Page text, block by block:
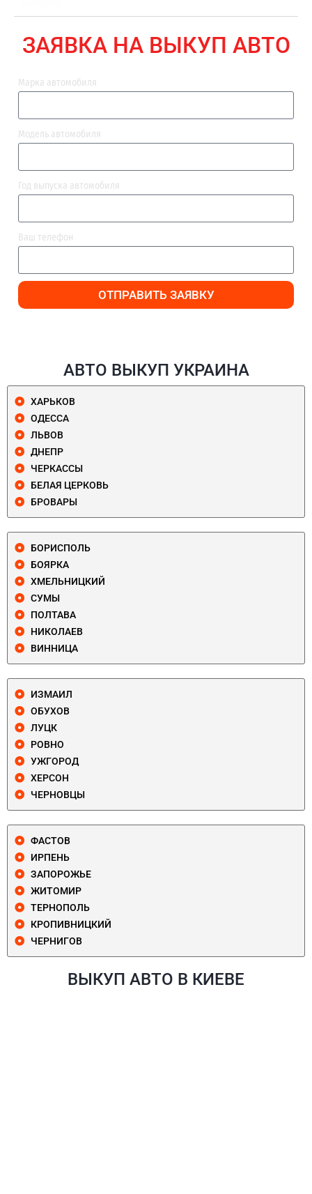
ЗАЯВКА НА ВЫКУП АВТО
Марка автомобиля
Модель автомобиля
Год выпуска автомобиля
Ваш телефон
ОТПРАВИТЬ ЗАЯВКУ
АВТО ВЫКУП УКРАИНА
ХАРЬКОВ
ОДЕССА
ЛЬВОВ
ДНЕПР
ЧЕРКАССЫ
БЕЛАЯ ЦЕРКОВЬ
БРОВАРЫ
БОРИСПОЛЬ
БОЯРКА
ХМЕЛЬНИЦКИЙ
СУМЫ
ПОЛТАВА
НИКОЛАЕВ
ВИННИЦА
ИЗМАИЛ
ОБУХОВ
ЛУЦК
РОВНО
УЖГОРОД
ХЕРСОН
ЧЕРНОВЦЫ
ФАСТОВ
ИРПЕНЬ
ЗАПОРОЖЬЕ
ЖИТОМИР
ТЕРНОПОЛЬ
КРОПИВНИЦКИЙ
ЧЕРНИГОВ
ВЫКУП АВТО В КИЕВЕ